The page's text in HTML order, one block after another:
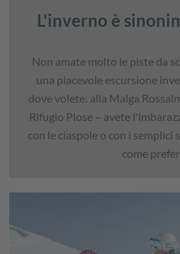
L'inverno è
Non amate molto le piste da
una piacevole escursione
dove volete: alla Malga
Rifugio Plose – avete
con le ciaspole o con i semplici
come